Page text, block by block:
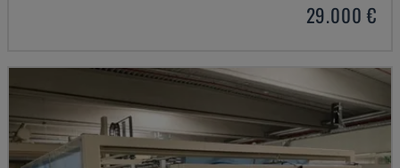
29.000 €